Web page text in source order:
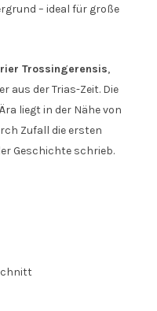
– ideal für große
Trossingerensis,
aus der Trias-Zeit. Die
liegt in der Nähe von
Zufall die ersten
Geschichte schrieb.